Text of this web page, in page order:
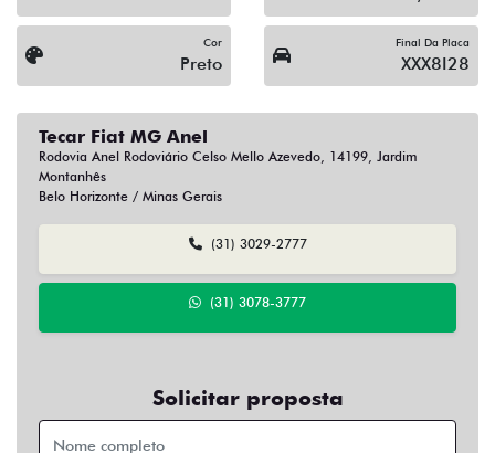
Cor
Preto
Final Da Placa
XXX8I28
Tecar Fiat MG Anel
Rodovia Anel Rodoviário Celso Mello Azevedo, 14199, Jardim
Montanhês
Belo Horizonte / Minas Gerais
(31) 3029-2777
(31) 3078-3777
Solicitar proposta